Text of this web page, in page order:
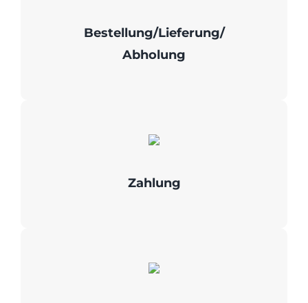
Bestellung/Lieferung/
Abholung
Zahlung